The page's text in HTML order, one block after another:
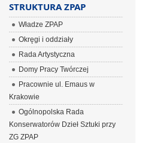
STRUKTURA ZPAP
Władze ZPAP
Okręgi i oddziały
Rada Artystyczna
Domy Pracy Twórczej
Pracownie ul. Emaus w
Krakowie
Ogólnopolska Rada
Konserwatorów Dzieł Sztuki przy
ZG ZPAP